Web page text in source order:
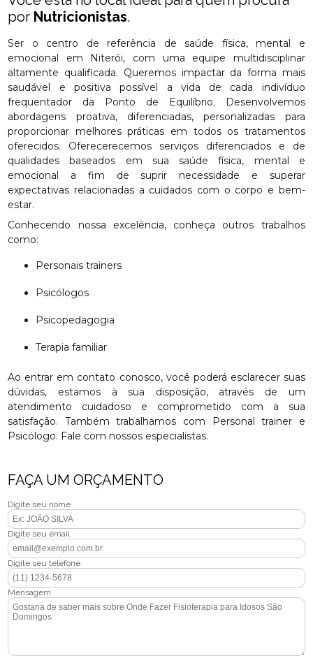
por Nutricionistas.
Ser o centro de referência de saúde física, mental e
emocional em Niterói, com uma equipe multidisciplinar
altamente qualificada. Queremos impactar da forma mais
saudável e positiva possível a vida de cada indivíduo
frequentador da Ponto de Equilíbrio. Desenvolvemos
abordagens proativa, diferenciadas, personalizadas para
proporcionar melhores práticas em todos os tratamentos
oferecidos. Oferecerecemos serviços diferenciados e de
qualidades baseados em sua saúde física, mental e
emocional a fim de suprir necessidade e superar
expectativas relacionadas a cuidados com o corpo e bem-
estar.
Conhecendo nossa excelência, conheça outros trabalhos
como:
Personais trainers
Psicólogos
Psicopedagogia
Terapia familiar
Ao entrar em contato conosco, você poderá esclarecer suas
dúvidas, estamos à sua disposição, através de um
atendimento cuidadoso e comprometido com a sua
satisfação. Também trabalhamos com Personal trainer e
Psicólogo. Fale com nossos especialistas.
FAÇA UM ORÇAMENTO
Digite seu nome
Digite seu email
Digite seu telefone
Mensagem